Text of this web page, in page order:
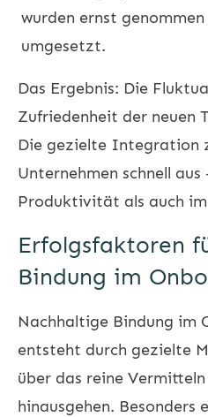
wurden ernst
umgesetzt.
Das Ergebnis: Die
Zufriedenheit der neuen
Die gezielte Integration
Unternehmen schnell
Produktivität als auch
Erfolgsfaktoren
Bindung im
Nachhaltige Bindung im
entsteht durch gezielte
über das reine Vermitteln
hinausgehen. Besonders